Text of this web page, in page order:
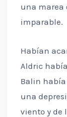
una marea
imparable.
Habían
Aldric
Balin
una
viento y de